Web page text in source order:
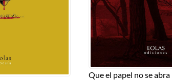
Que el papel no se abra